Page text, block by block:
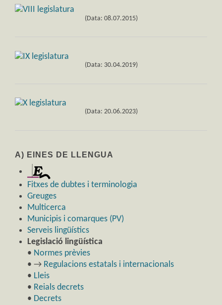
(Data: 08.07.2015)
(Data: 30.04.2019)
(Data: 20.06.2023)
A) EINES DE LLENGUA
Fitxes de dubtes i terminologia
Greuges
Multicerca
Municipis i comarques (PV)
Serveis lingüístics
Legislació lingüística
• Normes prèvies
• → Regulacions estatals i internacionals
• Lleis
• Reials decrets
• Decrets